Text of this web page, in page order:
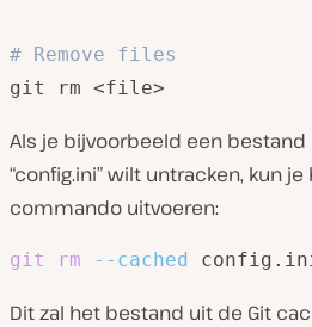
# Remove files
git rm <file>
Als je bijvoorbeeld een
“config.ini” wilt untracken, kun
commando uitvoeren:
git rm --cached
Dit zal het bestand uit de Git